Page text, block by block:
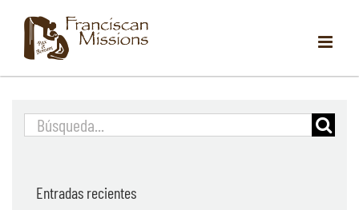
contenido
Buscar:
Entradas recientes